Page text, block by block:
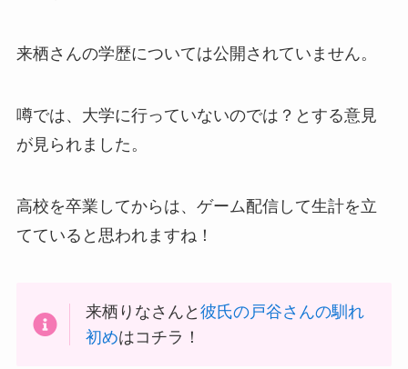
来栖さんの学歴については公開されていません。
噂では、大学に行っていないのでは？とする意見
が見られました。
高校を卒業してからは、ゲーム配信して生計を立
てていると思われますね！
来栖りなさんと彼氏の戸谷さんの馴れ
初めはコチラ！